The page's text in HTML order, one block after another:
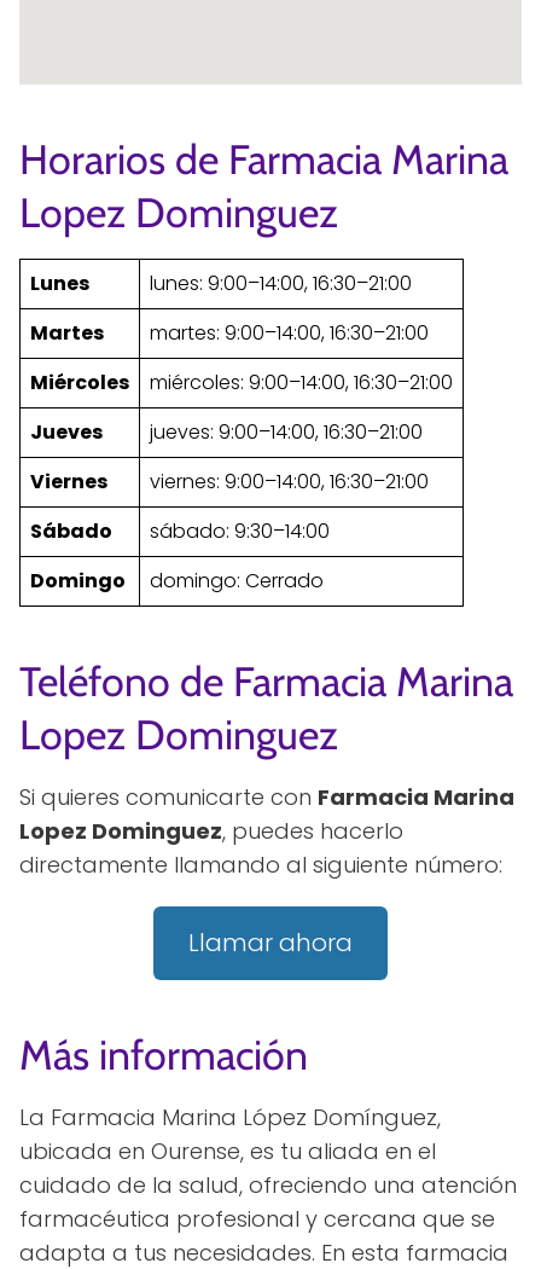
Horarios de Farmacia Marina
Lopez Dominguez
Lunes
lunes: 9:00–14:00, 16:30–21:00
Martes
martes: 9:00–14:00, 16:30–21:00
Miércoles
miércoles: 9:00–14:00, 16:30–21:00
Jueves
jueves: 9:00–14:00, 16:30–21:00
Viernes
viernes: 9:00–14:00, 16:30–21:00
Sábado
sábado: 9:30–14:00
Domingo
domingo: Cerrado
Teléfono de Farmacia Marina
Lopez Dominguez
Si quieres comunicarte con Farmacia Marina
Lopez Dominguez, puedes hacerlo
directamente llamando al siguiente número:
Llamar ahora
Más información
La Farmacia Marina López Domínguez,
ubicada en Ourense, es tu aliada en el
cuidado de la salud, ofreciendo una atención
farmacéutica profesional y cercana que se
adapta a tus necesidades. En esta farmacia